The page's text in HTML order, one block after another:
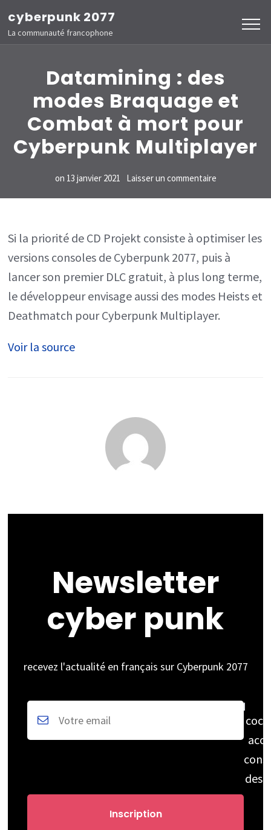
au
contenu
cyberpunk 2077
La communauté francophone
Datamining : des
modes Braquage et
Combat à mort pour
Cyberpunk Multiplayer
on 13 janvier 2021 Laisser un commentairesur
Datamining
des
modes
Braquage
et
Combat
Si la priorité de CD Projekt consiste à optimiser les
versions consoles de Cyberpunk 2077, puis à
lancer son premier DLC gratuit, à plus long terme,
le développeur envisage aussi des modes Heists et
Deathmatch pour Cyberpunk Multiplayer.
Voir la source
Newsletter
cyber punk
recevez l'actualité en français sur Cyberpunk 2077
des